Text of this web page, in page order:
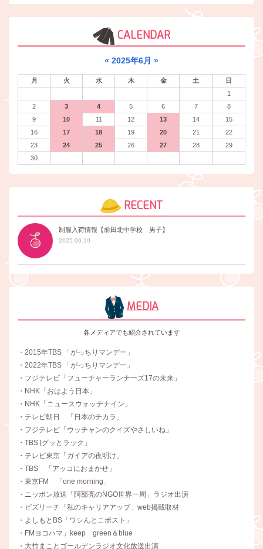
CALENDAR
« 2025年6月 »
月 火 水 木 金 土
日
1
2
3 4 5 6 7
8
9
10 11 12 13 14
15
16
17 18 19 20 21
22
23
24 25 26 27 28
29
30
RECENT
制服入荷情報【前田北中学校 男子】
2025.06.10
MEDIA
各メディアでも紹介されています
・2015年TBS 「がっちりマンデー」
・2022年TBS 「がっちりマンデー」
・フジテレビ「フューチャーランナーズ17の未来」
・NHK「おはよう日本」
・NHK「ニュースウォッチナイン」
・テレビ朝日 「日本のチカラ」
・フジテレビ「ウッチャンのクイズやさしいね」
・TBS [グッとラック」
・テレビ東京「ガイアの夜明け」
・TBS 「アッコにおまかせ」
・東京FM 「one morning」
・ニッポン放送「阿部亮のNGO世界一周」ラジオ出演
・ビズリーチ「私のキャリアアップ」web掲載取材
・よしもとBS「ワシんとこポスト」
・FMヨコハマ」keep green＆blue
・大竹まことゴールデンラジオ文化放送出演